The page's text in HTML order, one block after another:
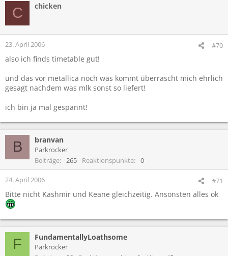
C chicken
23. April 2006 #70
also ich finds timetable gut!
und das vor metallica noch was kommt überrascht mich ehrlich
gesagt nachdem was mlk sonst so liefert!
ich bin ja mal gespannt!
B branvan
Parkrocker
Beiträge
265 Reaktionspunkte 0
24. April 2006 #71
Bitte nicht Kashmir und Keane gleichzeitig. Ansonsten alles ok
F FundamentallyLoathsome
Parkrocker